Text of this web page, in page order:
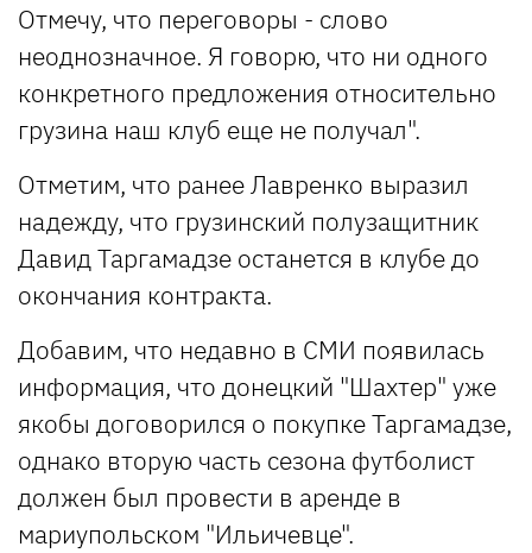
Отмечу, что переговоры - слово
неоднозначное. Я говорю, что ни одного
конкретного предложения относительно
грузина наш клуб еще не получал".
Отметим, что ранее Лавренко выразил
надежду, что грузинский полузащитник
Давид Таргамадзе останется в клубе до
окончания контракта.
Добавим, что недавно в СМИ появилась
информация, что донецкий "Шахтер" уже
якобы договорился о покупке Таргамадзе,
однако вторую часть сезона футболист
должен был провести в аренде в
мариупольском "Ильичевце".